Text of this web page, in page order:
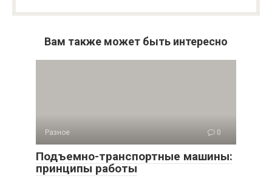
Вам также может быть интересно
Разное 0
Подъемно-транспортные машины:
принципы работы